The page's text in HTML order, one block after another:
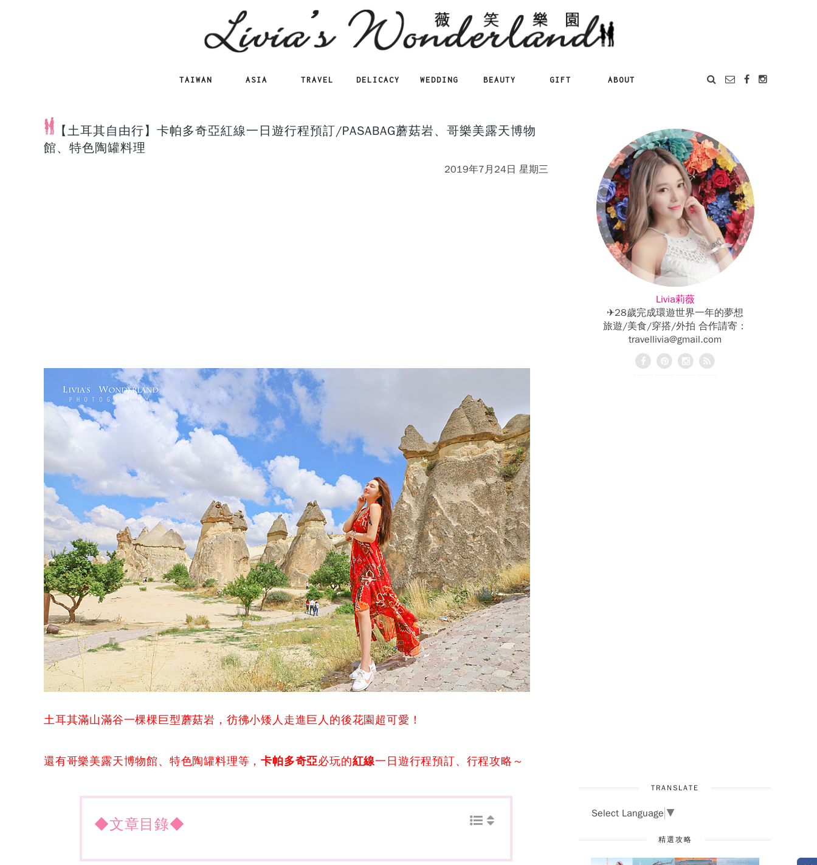
TAIWAN ASIA TRAVEL DELICACY WEDDING BEAUTY GIFT ABOUT
【土耳其自由行】卡帕多奇亞紅線一日遊行程預訂/PASABAG蘑菇岩、哥樂美露天博物
館、特色陶罐料理
2019年7月24日 星期三
土耳其滿山滿谷一棵棵巨型蘑菇岩，彷彿小矮人走進巨人的後花園超可愛！
還有哥樂美露天博物館、特色陶罐料理等，卡帕多奇亞必玩的紅線一日遊行程預訂、行程攻略～
◆文章目錄◆
Livia莉薇
✈28歲完成環遊世界一年的夢想
旅遊/美食/穿搭/外拍 合作請寄：
travellivia@gmail.com
TRANSLATE
Select Language ▼
精選攻略